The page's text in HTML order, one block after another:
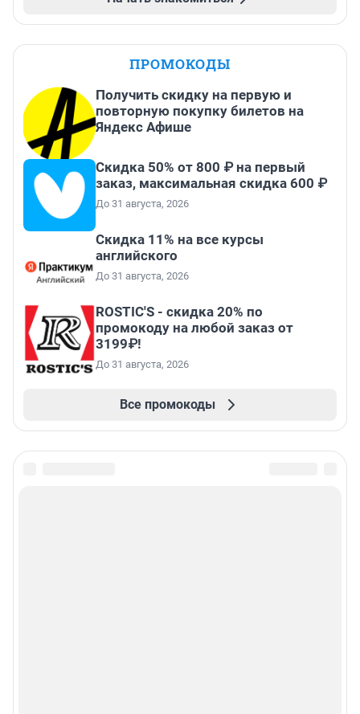
ПРОМОКОДЫ
Получить скидку на первую и
повторную покупку билетов на
Яндекс Афише
Скидка 50% от 800 ₽ на первый
заказ, максимальная скидка 600 ₽
До 31 августа, 2026
Скидка 11% на все курсы
английского
До 31 августа, 2026
ROSTIC'S - скидка 20% по
промокоду на любой заказ от
3199₽!
До 31 августа, 2026
Все промокоды